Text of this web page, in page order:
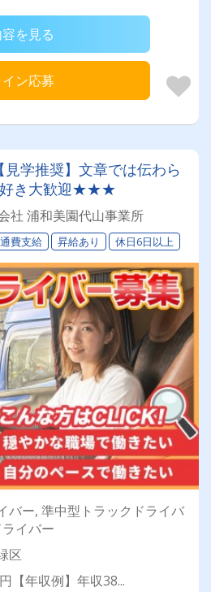
を見る
ン応募
学推奨】文章では伝わら
好き大歓迎★★★
社 浦和美園代山事業所
費支給 昇給あり 休日6日以上
バー, 準中型トラックドライバ
イバー
区
【年収例】年収38...